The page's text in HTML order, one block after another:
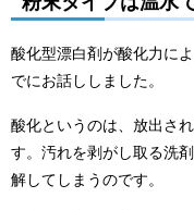
酸化型漂白剤が酸化力に
でにお話ししました。
酸化というのは、放出さ
す。汚れを剥がし取る洗
解してしまうのです。